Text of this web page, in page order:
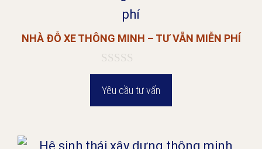
NHÀ ĐỖ XE THÔNG MINH – TƯ VẪN MIỄN PHÍ
0
n
g
o
Yêu cầu tư vấn